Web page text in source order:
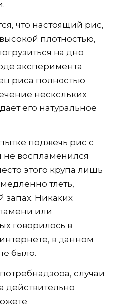
что настоящий рис,
плотностью,
на дно
эксперимента
риса полностью
нескольких
его натуральное
поджечь рис с
воспламенился
этого крупа лишь
тлеть,
запах. Никаких
или
говорилось в
в данном
было.
случаи
действительно